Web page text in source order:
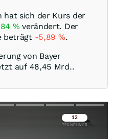
hat sich der Kurs der
% verändert. Der
beträgt -5,89 %.
von Bayer
auf 48,45 Mrd..